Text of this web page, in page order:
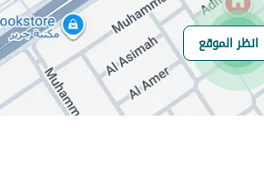
هل يوجد اي التزام
لايوجد
انظر الموقع